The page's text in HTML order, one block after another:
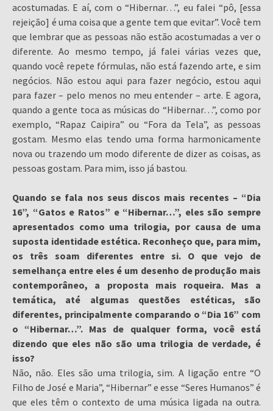
acostumadas. E aí, com o “Hibernar…”, eu falei “pô, [essa
rejeição] é uma coisa que a gente tem que evitar”. Você tem
que lembrar que as pessoas não estão acostumadas a ver o
diferente. Ao mesmo tempo, já falei várias vezes que,
quando você repete fórmulas, não está fazendo arte, e sim
negócios. Não estou aqui para fazer negócio, estou aqui
para fazer – pelo menos no meu entender – arte. E agora,
quando a gente toca as músicas do “Hibernar…”, como por
exemplo, “Rapaz Caipira” ou “Fora da Tela”, as pessoas
gostam. Mesmo elas tendo uma forma harmonicamente
nova ou trazendo um modo diferente de dizer as coisas, as
pessoas gostam. Para mim, isso já bastou.
Quando se fala nos seus discos mais recentes – “Dia
16”, “Gatos e Ratos” e “Hibernar…”, eles são sempre
apresentados como uma trilogia, por causa de uma
suposta identidade estética. Reconheço que, para mim,
os três soam diferentes entre si. O que vejo de
semelhança entre eles é um desenho de produção mais
contemporâneo, a proposta mais roqueira. Mas a
temática, até algumas questões estéticas, são
diferentes, principalmente comparando o “Dia 16” com
o “Hibernar…”. Mas de qualquer forma, você está
dizendo que eles não são uma trilogia de verdade, é
isso?
Não, não. Eles são uma trilogia, sim. A ligação entre “O
Filho de José e Maria”, “Hibernar” e esse “Seres Humanos” é
que eles têm o contexto de uma música ligada na outra.